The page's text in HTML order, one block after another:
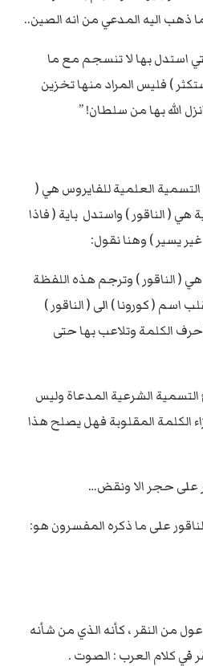
ذهب اليه المدعي من انه الصين..
استدل بها لا تنسجم مع ما
) فليس المراد منها تخزين
الله بها من سلطان! ”
العلمية للفايروس هي (
هي ( الناقور ) واستدل باية ( فاذا
غير يسير ) وهنا نقول:
( الناقور ) وترجم هذه اللفظة
اسم ( كورونا ) الى ( الناقور )
الكلمة وتلاعب بها حتى
التسمية الشرعية المدعاة وليس
الكلمة المقلوبة فهل يصلح هذا
على حجر الا ونقض…
على ما ذكره المفسرون هو:
من النقر ، كأنه الذي من شأنه
في كلام العرب : الصوت .